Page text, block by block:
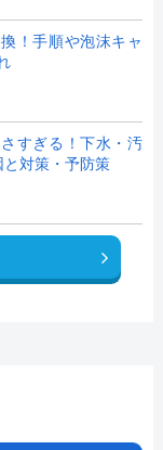
！手順や泡沫キャ
すぎる！下水・汚
対策・予防策